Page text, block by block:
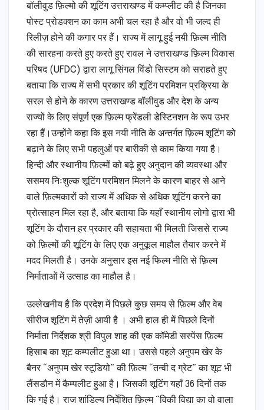
बॉलीवुड फ़िल्मो की शूटिंग उत्तराखण्ड में कम्प्लीट की है जिनका
पोस्ट प्रोडक्शन का काम अभी चल रहा है और वो भी जल्द ही
रिलीज़ होने की कगार पर हैं। राज्य में लागू हुई नयी फ़िल्म नीति
की सारहना करते हुए करते हुए रावल ने उत्तराखण्ड फ़िल्म विकास
परिषद (UFDC) द्वारा लागू सिंगल विंडो सिस्टम को सराहते हुए
बताया कि राज्य में सभी प्रकार की शूटिंग परमिशन प्रक्रिया के
सरल से होने के कारण उत्तराखण्ड बॉलीवुड और देश के अन्य
राज्यों के लिए संपूर्ण एक फ़िल्म फ्रेंडली डेस्टिनशन के रूप उभर
रहा हैं।उन्होंने कहा कि इस नयी नीति के अन्तर्गत फ़िल्म शूटिंग को
बढ़ाने के लिए सभी पहलुओं पर बारीकी से काम किया गया है।
हिन्दी और स्थानीय फ़िल्मों को बढ़े हुए अनुदान की व्यवस्था और
ससमय निःशुल्क शूटिंग परमिशन मिलने के कारण बाहर से आने
वाले फ़िल्मकारों को राज्य में अधिक से अधिक शूटिंग करने का
प्रोत्साहन मिल रहा है, और बताया कि यहाँ स्थानीय लोगो द्वारा भी
शूटिंग के दौरान हर प्रकार की सहायता भी मिलती जिससे राज्य
को फ़िल्मों की शूटिंग के लिए एक अनुकूल माहौल तैयार करने में
मदद मिलती है। उनके अनुसार इस नई फिल्म नीति से फ़िल्म
निर्माताओं में उत्साह का माहौल है।
उल्लेखनीय है कि प्रदेश में पिछले कुछ समय से फ़िल्म और वेब
सीरीज शूटिंग में तेज़ी आयी है । अभी हाल ही में पिछले दिनों
निर्माता निर्देशक श्री विपुल शाह की एक कॉमेडी सस्पेंस फ़िल्म
हिसाब का शूट कम्पलीट हुआ था। उससे पहले अनुपम खेर के
बैनर “अनुपम खेर स्टूडियो” की फ़िल्म “तन्वी द ग्रेट” का शूट भी
लैंसडौन में कैम्पलीट हुआ है। जिसकी शूटिंग यहाँ 36 दिनों तक
कि गई है। राज शांडिल्य निर्देशित फ़िल्म “विकी विद्या का वो वाला